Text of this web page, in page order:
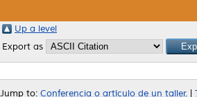
Up a level
Export as
Jump to: Conferencia o artículo de un taller.